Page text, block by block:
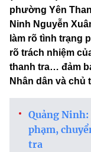
phường Yên
Ninh Nguyễn
làm rõ tình trạng
rõ trách nhiệm
thanh tra… đảm
Nhân dân và chủ
Quảng
phạm,
tra